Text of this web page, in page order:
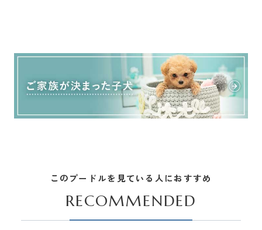
このプードルを見ている人におすすめ
RECOMMENDED